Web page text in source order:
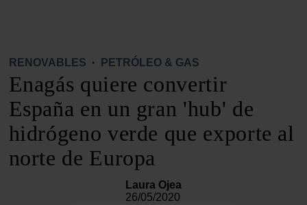
RENOVABLES · PETRÓLEO & GAS
Enagás quiere convertir
España en un gran 'hub' de
hidrógeno verde que exporte al
norte de Europa
Laura Ojea
26/05/2020